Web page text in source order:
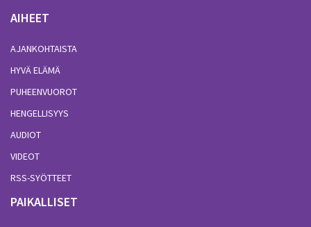
AIHEET
AJANKOHTAISTA
HYVÄ ELÄMÄ
PUHEENVUOROT
HENGELLISYYS
AUDIOT
VIDEOT
RSS-SYÖTTEET
PAIKALLISET